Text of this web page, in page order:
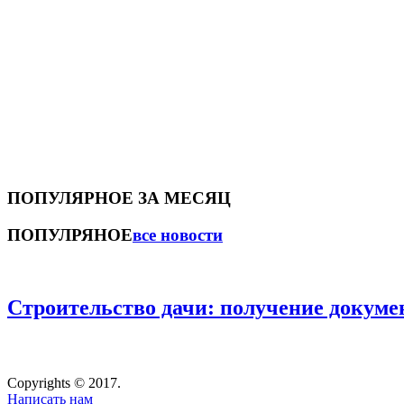
ПОПУЛЯРНОЕ ЗА МЕСЯЦ
ПОПУЛРЯНОЕвсе новости
Строительство дачи: получение
Copyrights © 2017.
Написать нам